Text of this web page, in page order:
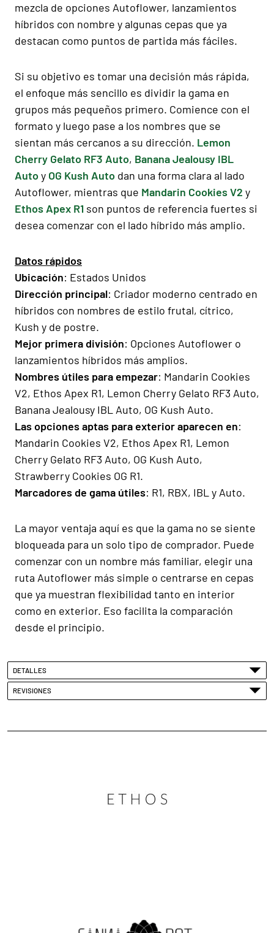
mezcla de opciones Autoflower, lanzamientos
híbridos con nombre y algunas cepas que ya
destacan como puntos de partida más fáciles.
Si su objetivo es tomar una decisión más rápida,
el enfoque más sencillo es dividir la gama en
grupos más pequeños primero. Comience con el
formato y luego pase a los nombres que se
sientan más cercanos a su dirección. Lemon
Cherry Gelato RF3 Auto, Banana Jealousy IBL
Autoy OG Kush Auto dan una forma clara al lado
Autoflower, mientras que Mandarin Cookies V2 y
Ethos Apex R1 son puntos de referencia fuertes si
desea comenzar con el lado híbrido más amplio.
Datos rápidos
Ubicación: Estados Unidos
Dirección principal: Criador moderno centrado en
híbridos con nombres de estilo frutal, cítrico,
Kush y de postre.
Mejor primera división: Opciones Autoflower o
lanzamientos híbridos más amplios.
Nombres útiles para empezar: Mandarin Cookies
V2, Ethos Apex R1, Lemon Cherry Gelato RF3 Auto,
Banana Jealousy IBL Auto, OG Kush Auto.
Las opciones aptas para exterior aparecen en:
Mandarin Cookies V2, Ethos Apex R1, Lemon
Cherry Gelato RF3 Auto, OG Kush Auto,
Strawberry Cookies OG R1.
Marcadores de gama útiles: R1, RBX, IBL y Auto.
La mayor ventaja aquí es que la gama no se siente
bloqueada para un solo tipo de comprador. Puede
comenzar con un nombre más familiar, elegir una
ruta Autoflower más simple o centrarse en cepas
que ya muestran flexibilidad tanto en interior
como en exterior. Eso facilita la comparación
desde el principio.
DETALLES
REVISIONES